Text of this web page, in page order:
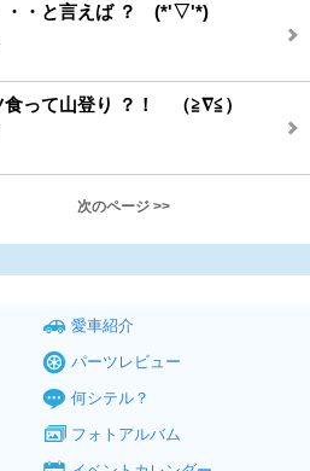
・・と言えば ？ (*'▽'*)
食って山登り ？！ （≧∇≦）
次のページ >>
愛車紹介
パーツレビュー
何シテル？
フォトアルバム